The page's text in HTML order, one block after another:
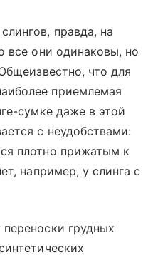
правда, на
все они одинаковы, но
что для
приемлемая
сумке даже в этой
с неудобствами:
плотно прижатым к
например, у слинга с
грудных